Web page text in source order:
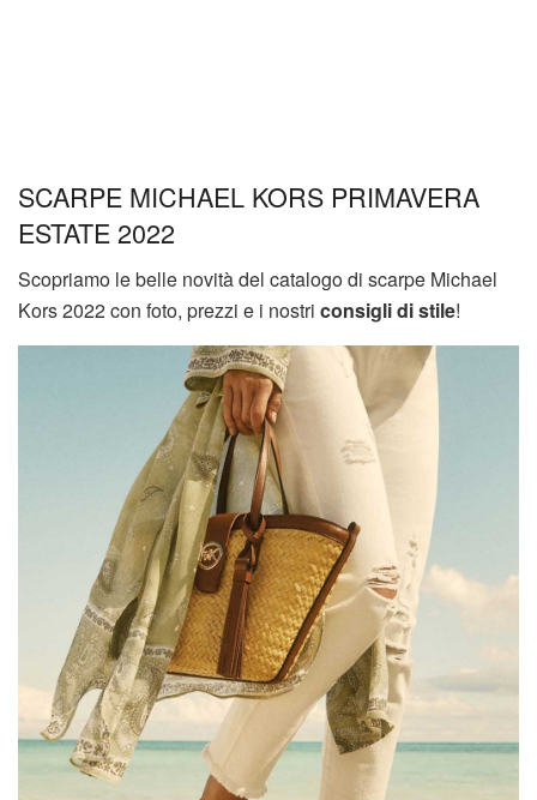
SCARPE MICHAEL KORS PRIMAVERA
ESTATE 2022
Scopriamo le belle novità del catalogo di scarpe Michael
Kors 2022 con foto, prezzi e i nostri consigli di stile!